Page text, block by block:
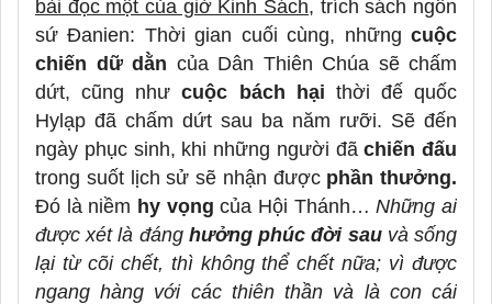
bài đọc một của giờ Kinh Sách, trích sách ngôn
sứ Đanien: Thời gian cuối cùng, những cuộc
chiến dữ dằn của Dân Thiên Chúa sẽ chấm
dứt, cũng nhưcuộc bách hại thời đế quốc
Hylạp đã chấm dứt sau ba năm rưỡi. Sẽ đến
ngày phục sinh, khi những người đãchiến đấu
trong suốt lịch sử sẽ nhận được phần thưởng.
Đó là niềm hy vọng của Hội Thánh…Những ai
được xét là đáng hưởng phúc đời sauvà sống
lại từ cõi chết, thì không thể chết nữa; vì được
ngang hàng với các thiên thần và là con cái